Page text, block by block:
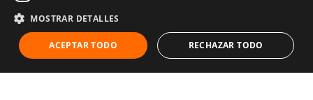
MOSTRAR DETALLES
ACEPTAR TODO RECHAZAR TODO